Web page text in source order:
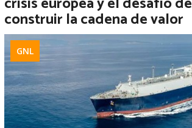
construir la cadena de valor
GNL